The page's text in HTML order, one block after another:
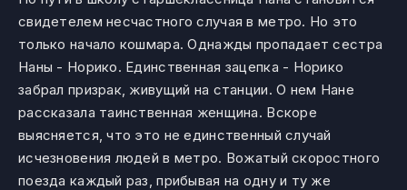
свидетелем несчастного случая в метро. Но это
только начало кошмара. Однажды пропадает сестра
Наны - Норико. Единственная зацепка - Норико
забрал призрак, живущий на станции. О нем Нане
рассказала таинственная женщина. Вскоре
выясняется, что это не единственный случай
исчезновения людей в метро. Вожатый скоростного
поезда каждый раз, прибывая на одну и ту же